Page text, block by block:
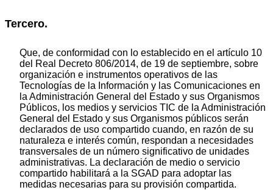
Tercero.
Que, de conformidad con lo establecido en el artículo 10
del Real Decreto 806/2014, de 19 de septiembre, sobre
organización e instrumentos operativos de las
Tecnologías de la Información y las Comunicaciones en
la Administración General del Estado y sus Organismos
Públicos, los medios y servicios TIC de la Administración
General del Estado y sus Organismos públicos serán
declarados de uso compartido cuando, en razón de su
naturaleza e interés común, respondan a necesidades
transversales de un número significativo de unidades
administrativas. La declaración de medio o servicio
compartido habilitará a la SGAD para adoptar las
medidas necesarias para su provisión compartida.